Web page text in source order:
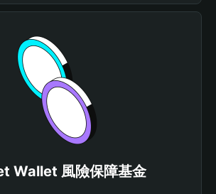
Wallet 風險保障基金